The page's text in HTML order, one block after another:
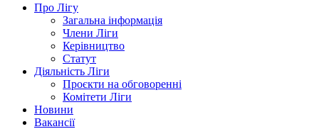
Про Лігу
Загальна інформація
Члени Ліги
Керівництво
Статут
Діяльність Ліги
Проєкти на обговоренні
Комітети Ліги
Новини
Вакансії